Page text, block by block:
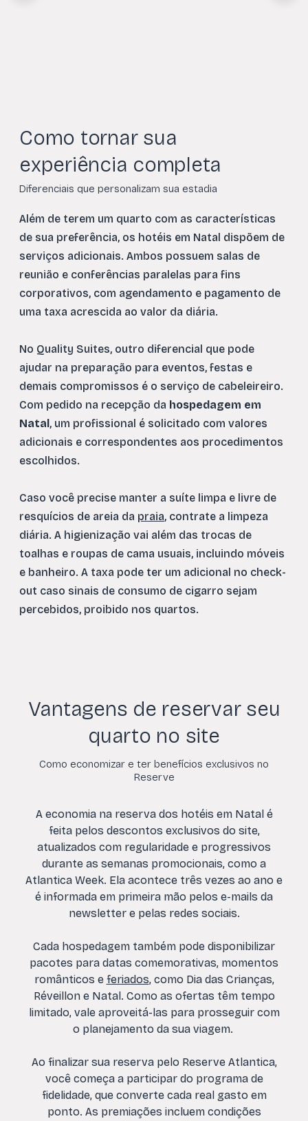
Como tornar sua
experiência completa
Diferenciais que personalizam sua estadia
Além de terem um quarto com as características
de sua preferência, os hotéis em Natal dispõem de
serviços adicionais. Ambos possuem salas de
reunião e conferências paralelas para fins
corporativos, com agendamento e pagamento de
uma taxa acrescida ao valor da diária.
No Quality Suites, outro diferencial que pode
ajudar na preparação para eventos, festas e
demais compromissos é o serviço de cabeleireiro.
Com pedido na recepção da hospedagem em
Natal , um profissional é solicitado com valores
adicionais e correspondentes aos procedimentos
escolhidos.
Caso você precise manter a suíte limpa e livre de
resquícios de areia da praia, contrate a limpeza
diária. A higienização vai além das trocas de
toalhas e roupas de cama usuais, incluindo móveis
e banheiro. A taxa pode ter um adicional no check-
out caso sinais de consumo de cigarro sejam
percebidos, proibido nos quartos.
Vantagens de reservar seu
quarto no site
Como economizar e ter benefícios exclusivos no
Reserve
A economia na reserva dos hotéis em Natal é
feita pelos descontos exclusivos do site,
atualizados com regularidade e progressivos
durante as semanas promocionais, como a
Atlantica Week. Ela acontece três vezes ao ano e
é informada em primeira mão pelos e-mails da
newsletter e pelas redes sociais.
Cada hospedagem também pode disponibilizar
pacotes para datas comemorativas, momentos
românticos e feriados, como Dia das Crianças,
Réveillon e Natal. Como as ofertas têm tempo
limitado, vale aproveitá-las para prosseguir com
o planejamento da sua viagem.
Ao finalizar sua reserva pelo Reserve Atlantica,
você começa a participar do programa de
fidelidade, que converte cada real gasto em
ponto. As premiações incluem condições